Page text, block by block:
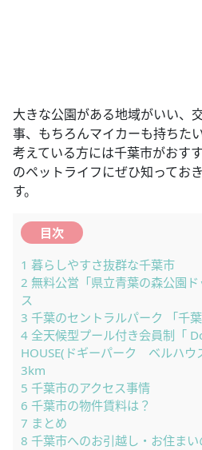
大きな公園がある地域がいい、
事、もちろんマイカーも持ちた
考えている方には千葉市がおす
のペットライフにぜひ知ってお
す。
目次
1 暮らしやすさ抜群な千葉市
2 無料公営「県立青葉の森公園
ス
3 千葉のセントラルパーク 「千
4 全天候型プール付き会員制「
HOUSE(ドギーパーク ベルハウ
3km
5 千葉市のアクセス事情
6 千葉市の物件賃料は？
7 まとめ
8 千葉市へのお引越し・お住まい